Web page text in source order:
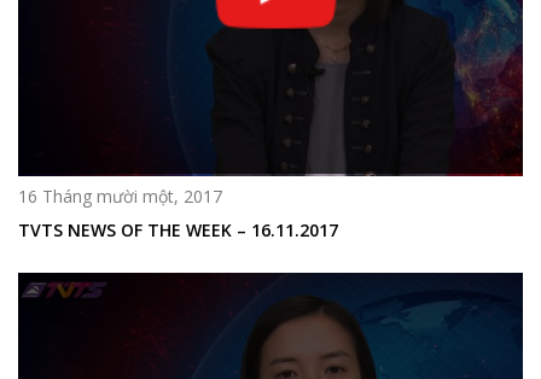
16 Tháng mười một, 2017
TVTS NEWS OF THE WEEK – 16.11.2017